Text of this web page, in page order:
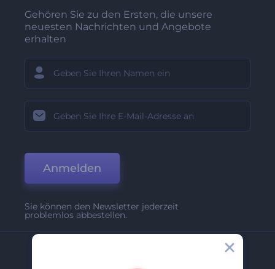
Gehören Sie zu den Ersten, die unsere
neuesten Nachrichten und Angebote
erhalten
Anmelden
Sie können den Newsletter jederzeit
problemlos abbestellen.